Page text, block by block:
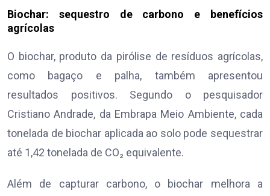
Biochar: sequestro de carbono e benefícios
agrícolas
O biochar, produto da pirólise de resíduos agrícolas,
como bagaço e palha, também apresentou
resultados positivos. Segundo o pesquisador
Cristiano Andrade, da Embrapa Meio Ambiente, cada
tonelada de biochar aplicada ao solo pode sequestrar
até 1,42 tonelada de CO₂ equivalente.
Além de capturar carbono, o biochar melhora a